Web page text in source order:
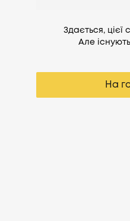
Здається, цієї
Але
На